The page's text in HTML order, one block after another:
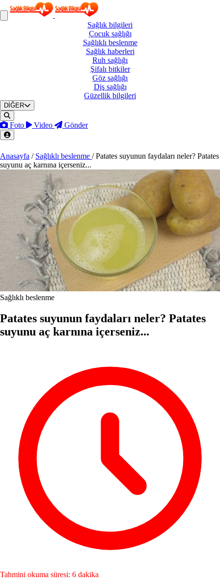
Sağlık bilgileri
Çocuk sağlığı
Sağlıklı beslenme
Sağlık haberleri
Ruh sağlığı
Şifalı bitkiler
Göz sağlığı
Diş sağlığı
Güzellik bilgileri
DİĞER
Foto Video Gönder
Anasayfa / Sağlıklı beslenme / Patates suyunun faydaları neler? Patates
suyunu aç karnına içerseniz...
Sağlıklı beslenme
Patates suyunun faydaları neler? Patates
suyunu aç karnına içerseniz...
Tahmini okuma süresi: 6 dakika